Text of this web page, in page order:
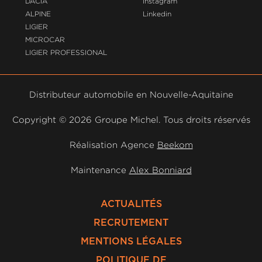
ALPINE
LIGIER
MICROCAR
LIGIER PROFESSIONAL
Linkedin
Distributeur automobile en Nouvelle-Aquitaine
Copyright © 2026 Groupe Michel. Tous droits réservés
Réalisation Agence Beekom
Maintenance Alex Bonniard
ACTUALITÉS
RECRUTEMENT
MENTIONS LÉGALES